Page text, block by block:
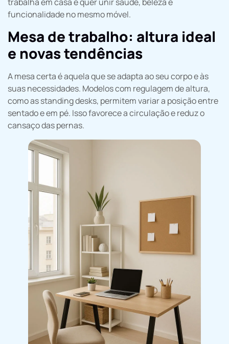
funcionalidade no mesmo móvel.
Mesa de trabalho: altura ideal
e novas tendências
A mesa certa é aquela que se adapta ao seu corpo e às
suas necessidades. Modelos com regulagem de altura,
como as standing desks, permitem variar a posição entre
sentado e em pé. Isso favorece a circulação e reduz o
cansaço das pernas.